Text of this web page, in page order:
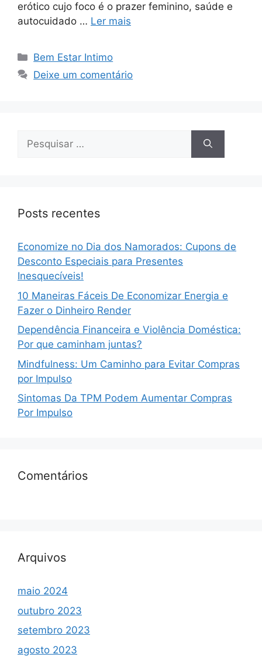
erótico cujo foco é o prazer feminino, saúde e
autocuidado … Ler mais
Categorias
Bem Estar Intimo
Deixe um comentário
Pesquisar
Posts recentes
Economize no Dia dos Namorados: Cupons de
Desconto Especiais para Presentes
Inesquecíveis!
10 Maneiras Fáceis De Economizar Energia e
Fazer o Dinheiro Render
Dependência Financeira e Violência Doméstica:
Por que caminham juntas?
Mindfulness: Um Caminho para Evitar Compras
por Impulso
Sintomas Da TPM Podem Aumentar Compras
Por Impulso
Comentários
Arquivos
maio 2024
outubro 2023
setembro 2023
agosto 2023